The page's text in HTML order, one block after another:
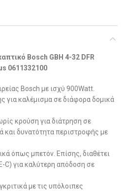
Bosch GBH 4-32 DFR
0611332100
Bosch με ισχύ 900Watt.
για καλέμισμα σε διάφορα δομικά
κρούση για διάτρηση σε
και δυνατότητα περιστροφής με
όπως μπετόν. Επίσης, διαθέτει
C) για καλύτερη απόδοση σε
με τις υπόλοιπες